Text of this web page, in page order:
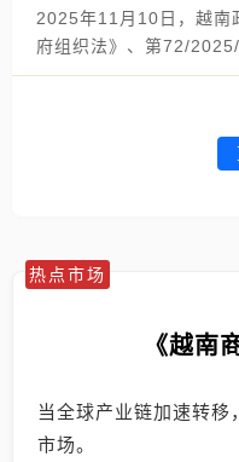
2025年11月10日，越
府组织法》、第72/
热点市场
《越南
当全球产业链加速转
市场。